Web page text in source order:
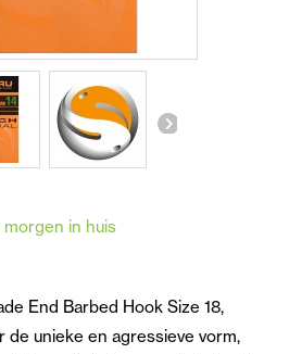
in huis
End Barbed Hook Size 18,
unieke en agressieve vorm,